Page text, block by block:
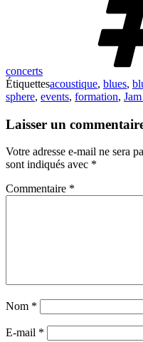
concerts
Étiquettesacoustique, blues,
sphere, events, formation,
Laisser un
Votre adresse e-mail ne sera
sont indiqués avec *
Commentaire *
Nom *
E-mail *